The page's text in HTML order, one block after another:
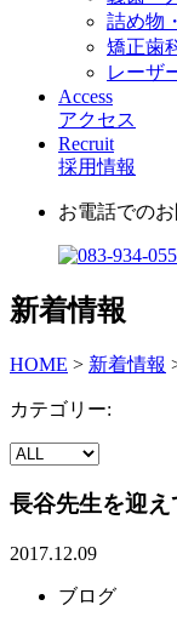
詰め物
矯正歯
レーザ
Access
アクセス
Recruit
採用情報
お電話での
新着情報
HOME > 新着情報
カテゴリー:
長谷先生を迎え
2017.12.09
ブログ